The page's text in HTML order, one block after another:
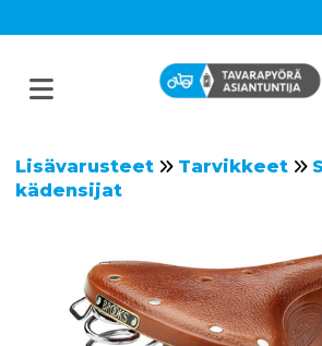
Lisävarusteet Tarvikkeet
kädensijat